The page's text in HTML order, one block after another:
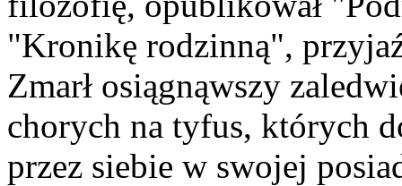
"Kronikę rodzinną",
Zmarł osiągnąwszy
chorych na tyfus, których
przez siebie w swojej